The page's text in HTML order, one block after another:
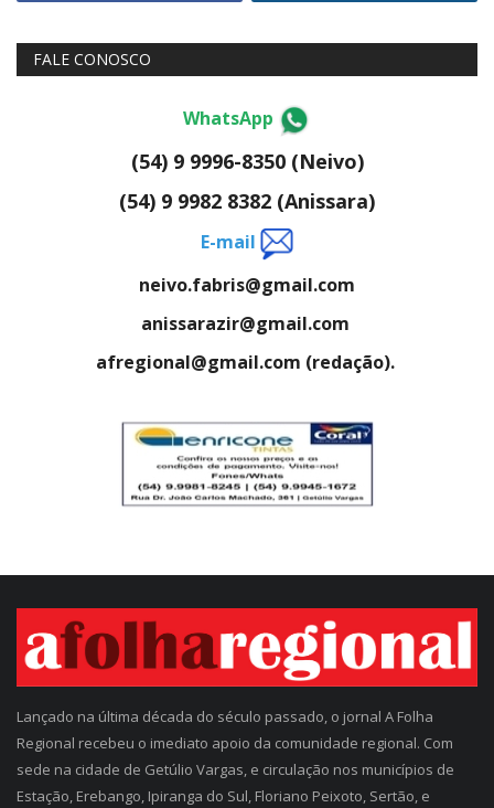
FALE CONOSCO
WhatsApp
(54) 9 9996-8350 (Neivo)
(54) 9 9982 8382 (Anissara)
E-mail
neivo.fabris@gmail.com
anissarazir@gmail.com
afregional@gmail.com (redação).
Lançado na última década do século passado, o jornal A Folha
Regional recebeu o imediato apoio da comunidade regional. Com
sede na cidade de Getúlio Vargas, e circulação nos municípios de
Estação, Erebango, Ipiranga do Sul, Floriano Peixoto, Sertão, e